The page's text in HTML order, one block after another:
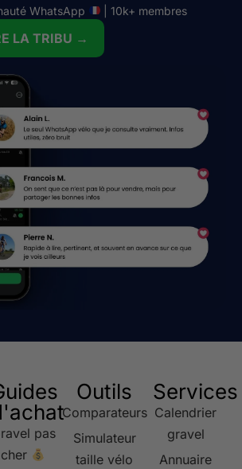
WhatsApp | 10k+ membres
LA TRIBU →
pas
cher
Outils
Comparateurs
Simulateur
taille vélo
Services
Calendrier
gravel
Annuaire